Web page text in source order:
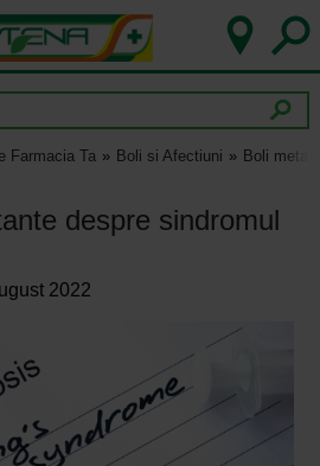
Farmacia Ta Boli si Afectiuni Boli
despre sindromul
2022